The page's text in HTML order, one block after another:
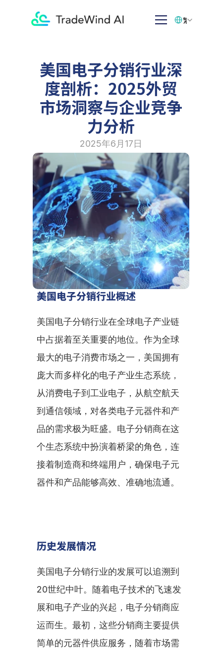
美国电子分销行业深
度剖析：2025外贸
市场洞察与企业竞争
力分析
2025年6月17日
美国电子分销行业概述
美国电子分销行业在全球电子产业链
中占据着至关重要的地位。作为全球
最大的电子消费市场之一，美国拥有
庞大而多样化的电子产业生态系统，
从消费电子到工业电子，从航空航天
到通信领域，对各类电子元器件和产
品的需求极为旺盛。电子分销商在这
个生态系统中扮演着桥梁的角色，连
接着制造商和终端用户，确保电子元
器件和产品能够高效、准确地流通。
历史发展情况
美国电子分销行业的发展可以追溯到
20世纪中叶。随着电子技术的飞速发
展和电子产业的兴起，电子分销商应
运而生。最初，这些分销商主要提供
简单的元器件供应服务，随着市场需
繁体中文